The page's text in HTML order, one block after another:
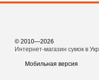
© 2010—2026
Интернет-магазин сумок в
Мобильная версия